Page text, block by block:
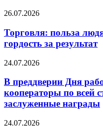
26.07.2026
Торговля: польза
гордость за результат
24.07.2026
В преддверии Дня
кооператоры по всей
заслуженные награды
24.07.2026